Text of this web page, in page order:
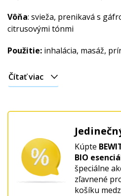
Vôňa: svieža, prenikavá s
citrusovými tónmi
Použitie: inhalácia, masáž,
Čítať viac
Kúpte
BIO
špeciálne
zľavnené
košíku